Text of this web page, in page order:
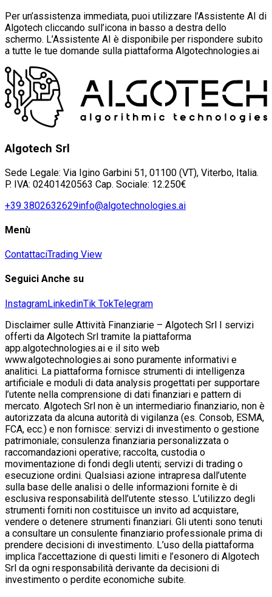
Per un’assistenza immediata, puoi utilizzare l’Assistente AI di
Algotech cliccando sull’icona in basso a destra dello
schermo. L’Assistente AI è disponibile per rispondere subito
a tutte le tue domande sulla piattaforma Algotechnologies.ai
Algotech Srl
Sede Legale: Via Igino Garbini 51, 01100 (VT), Viterbo, Italia.
P. IVA: 02401420563 Cap. Sociale: 12.250€
+39 3802632629info@algotechnologies.ai
Menù
ContattaciTrading View
Seguici Anche su
InstagramLinkedinTik TokTelegram
Disclaimer sulle Attività Finanziarie – Algotech Srl I servizi
offerti da Algotech Srl tramite la piattaforma
app.algotechnologies.ai e il sito web
www.algotechnologies.ai sono puramente informativi e
analitici. La piattaforma fornisce strumenti di intelligenza
artificiale e moduli di data analysis progettati per supportare
l’utente nella comprensione di dati finanziari e pattern di
mercato. Algotech Srl non è un intermediario finanziario, non è
autorizzata da alcuna autorità di vigilanza (es. Consob, ESMA,
FCA, ecc.) e non fornisce: servizi di investimento o gestione
patrimoniale; consulenza finanziaria personalizzata o
raccomandazioni operative; raccolta, custodia o
movimentazione di fondi degli utenti; servizi di trading o
esecuzione ordini. Qualsiasi azione intrapresa dall’utente
sulla base delle analisi o delle informazioni fornite è di
esclusiva responsabilità dell’utente stesso. L’utilizzo degli
strumenti forniti non costituisce un invito ad acquistare,
vendere o detenere strumenti finanziari. Gli utenti sono tenuti
a consultare un consulente finanziario professionale prima di
prendere decisioni di investimento. L’uso della piattaforma
implica l’accettazione di questi limiti e l’esonero di Algotech
Srl da ogni responsabilità derivante da decisioni di
investimento o perdite economiche subite.